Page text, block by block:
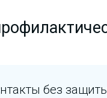
без